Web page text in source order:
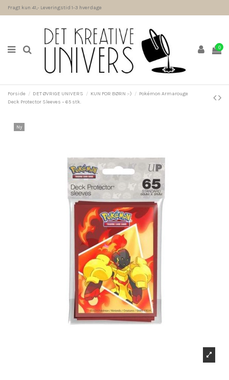
Fragt kun 41,- Leveringstid 1-3 hverdage
0
Forside DET ØVRIGE UNIVERS KUN FOR BØRN :-)
Pokémon Armarouge
Deck Protector Sleeves – 65 stk.
Ny